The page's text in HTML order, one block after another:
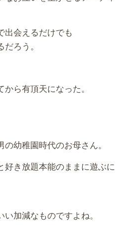
出会えるだけでも
ろう。
ら有頂天になった。
幼稚園時代のお母さん。
好き放題本能のままに遊ぶに
加減なものですよね。